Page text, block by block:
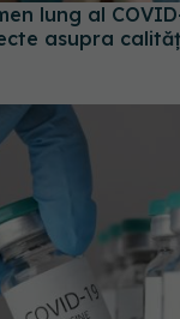
lung al
asupra